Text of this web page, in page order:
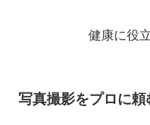
健康に役
写真撮影をプロに頼